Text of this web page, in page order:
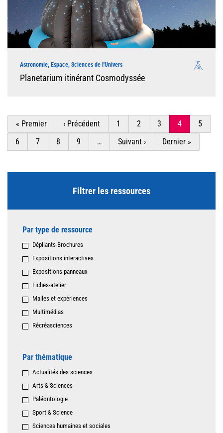
Astronomie, Espace, Sciences de l'Univers
Planetarium itinérant Cosmodyssée
Pagination
Première
page
« Premier
Page
précédente
‹ Précédent Page
1 Page
2 Page
3
Page
courante
4 Page
5
Page
6 Page
7 Page
8 Page
9 …
Page
suivante
Suivant ›
Dernière
page
Dernier »
Filtrer les ressources
Par type de ressource
Dépliants-Brochures
Expositions interactives
Expositions panneaux
Fiches-atelier
Malles et expériences
Multimédias
Récréasciences
Par thématique
Actualités des sciences
Arts & Sciences
Paléontologie
Sport & Science
Sciences humaines et sociales